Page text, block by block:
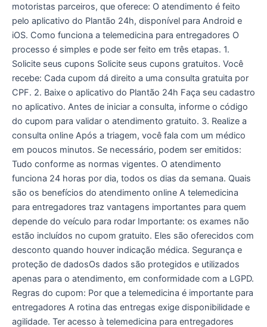
motoristas parceiros, que oferece: O atendimento é feito
pelo aplicativo do Plantão 24h, disponível para Android e
iOS. Como funciona a telemedicina para entregadores O
processo é simples e pode ser feito em três etapas. 1.
Solicite seus cupons Solicite seus cupons gratuitos. Você
recebe: Cada cupom dá direito a uma consulta gratuita por
CPF. 2. Baixe o aplicativo do Plantão 24h Faça seu cadastro
no aplicativo. Antes de iniciar a consulta, informe o código
do cupom para validar o atendimento gratuito. 3. Realize a
consulta online Após a triagem, você fala com um médico
em poucos minutos. Se necessário, podem ser emitidos:
Tudo conforme as normas vigentes. O atendimento
funciona 24 horas por dia, todos os dias da semana. Quais
são os benefícios do atendimento online A telemedicina
para entregadores traz vantagens importantes para quem
depende do veículo para rodar Importante: os exames não
estão incluídos no cupom gratuito. Eles são oferecidos com
desconto quando houver indicação médica. Segurança e
proteção de dadosOs dados são protegidos e utilizados
apenas para o atendimento, em conformidade com a LGPD.
Regras do cupom: Por que a telemedicina é importante para
entregadores A rotina das entregas exige disponibilidade e
agilidade. Ter acesso à telemedicina para entregadores